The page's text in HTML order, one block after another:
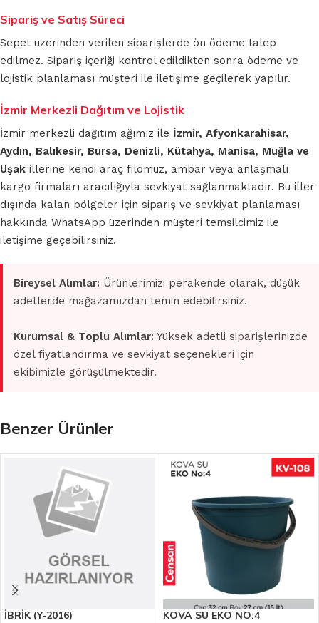
Sipariş ve Satış Süreci
Sepet üzerinden verilen siparişlerde ön ödeme talep
edilmez. Sipariş içeriği kontrol edildikten sonra ödeme ve
lojistik planlaması müşteri ile iletişime geçilerek yapılır.
İzmir Merkezli Dağıtım ve Lojistik
İzmir merkezli dağıtım ağımız ile İzmir, Afyonkarahisar,
Aydın, Balıkesir, Bursa, Denizli, Kütahya, Manisa, Muğla ve
Uşak illerine kendi araç filomuz, ambar veya anlaşmalı
kargo firmaları aracılığıyla sevkiyat sağlanmaktadır. Bu iller
dışında kalan bölgeler için sipariş ve sevkiyat planlaması
hakkında WhatsApp üzerinden müşteri temsilcimiz ile
iletişime geçebilirsiniz.
Bireysel Alımlar: Ürünlerimizi perakende olarak, düşük
adetlerde mağazamızdan temin edebilirsiniz.
Kurumsal & Toplu Alımlar: Yüksek adetli siparişlerinizde
özel fiyatlandırma ve sevkiyat seçenekleri için
ekibimizle görüşülmektedir.
Benzer Ürünler
İBRİK (Y-2016) KOVA SU EKO NO:4